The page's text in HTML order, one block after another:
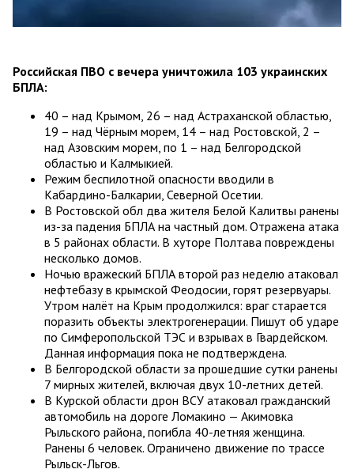
Российская ПВО с вечера уничтожила 103 украинских
БПЛА:
40 – над Крымом, 26 – над Астраханской областью,
19 – над Чёрным морем, 14 – над Ростовской, 2 –
над Азовским морем, по 1 – над Белгородской
областью и Калмыкией.
Режим беспилотной опасности вводили в
Кабардино-Балкарии, Северной Осетии.
В Ростовской обл два жителя Белой Калитвы ранены
из-за падения БПЛА на частный дом. Отражена атака
в 5 районах области. В хуторе Полтава повреждены
несколько домов.
Ночью вражеский БПЛА второй раз неделю атаковал
нефтебазу в крымской Феодосии, горят резервуары.
Утром налёт на Крым продолжился: враг старается
поразить объекты электрогенерации. Пишут об ударе
по Симферопольской ТЭС и взрывах в Гвардейском.
Данная информация пока не подтверждена.
В Белгородской области за прошедшие сутки ранены
7 мирных жителей, включая двух 10-летних детей.
В Курской области дрон ВСУ атаковал гражданский
автомобиль на дороге Ломакино — Акимовка
Рыльского района, погибла 40-летняя женщина.
Ранены 6 человек. Ограничено движение по трассе
Рыльск-Льгов.